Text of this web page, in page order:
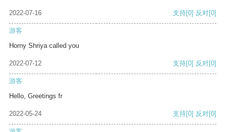
2022-07-16 支持[0] 反对[0]
游客
Horny Shriya called you
2022-07-12 支持[0] 反对[0]
游客
Hello, Greetings fr
2022-05-24 支持[0] 反对[0]